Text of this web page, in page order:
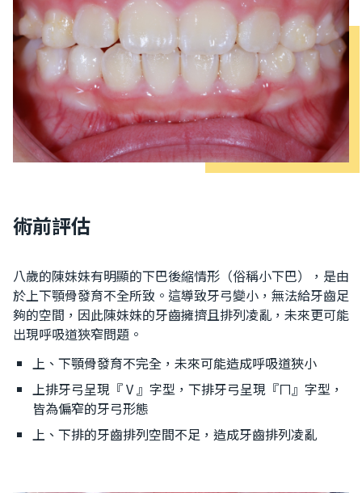
術前評估
八歲的陳妹妹有明顯的下巴後縮情形（俗稱小下巴），是由
於上下顎骨發育不全所致。這導致牙弓變小，無法給牙齒足
夠的空間，因此陳妹妹的牙齒擁擠且排列凌亂，未來更可能
出現呼吸道狹窄問題。
上、下顎骨發育不完全，未來可能造成呼吸道狹小
上排牙弓呈現『 V 』字型，下排牙弓呈現『ㄇ』字型，
皆為偏窄的牙弓形態
上、下排的牙齒排列空間不足，造成牙齒排列凌亂